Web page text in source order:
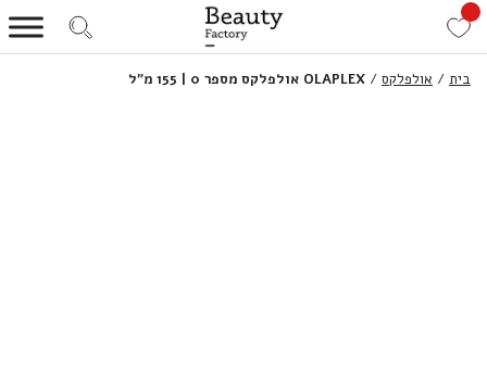
בית / אולפלקס / OLAPLEX אולפלקס מספר 0 | 155 מ”ל